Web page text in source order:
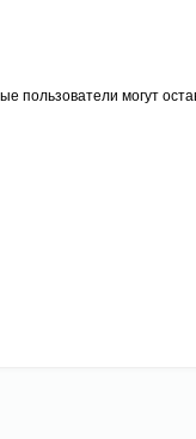
пользователи могут